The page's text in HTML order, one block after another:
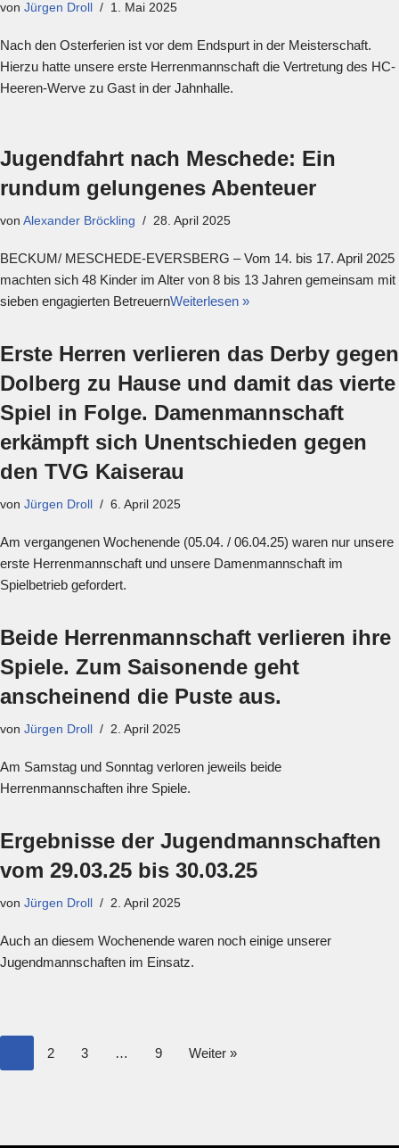
von Jürgen Droll 1. Mai 2025
Nach den Osterferien ist vor dem Endspurt in der Meisterschaft.
Hierzu hatte unsere erste Herrenmannschaft die Vertretung des HC-
Heeren-Werve zu Gast in der Jahnhalle.
Jugendfahrt nach Meschede: Ein
rundum gelungenes Abenteuer
von Alexander Bröckling 28. April 2025
BECKUM/ MESCHEDE-EVERSBERG – Vom 14. bis 17. April 2025
machten sich 48 Kinder im Alter von 8 bis 13 Jahren gemeinsam mit
sieben engagierten BetreuernWeiterlesen »
Erste Herren verlieren das Derby gegen
Dolberg zu Hause und damit das vierte
Spiel in Folge. Damenmannschaft
erkämpft sich Unentschieden gegen
den TVG Kaiserau
von Jürgen Droll 6. April 2025
Am vergangenen Wochenende (05.04. / 06.04.25) waren nur unsere
erste Herrenmannschaft und unsere Damenmannschaft im
Spielbetrieb gefordert.
Beide Herrenmannschaft verlieren ihre
Spiele. Zum Saisonende geht
anscheinend die Puste aus.
von Jürgen Droll 2. April 2025
Am Samstag und Sonntag verloren jeweils beide
Herrenmannschaften ihre Spiele.
Ergebnisse der Jugendmannschaften
vom 29.03.25 bis 30.03.25
von Jürgen Droll 2. April 2025
Auch an diesem Wochenende waren noch einige unserer
Jugendmannschaften im Einsatz.
2 3 … 9 Weiter »